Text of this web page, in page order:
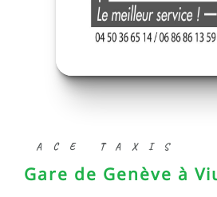
ACE TAXIS
Gare de Genève à